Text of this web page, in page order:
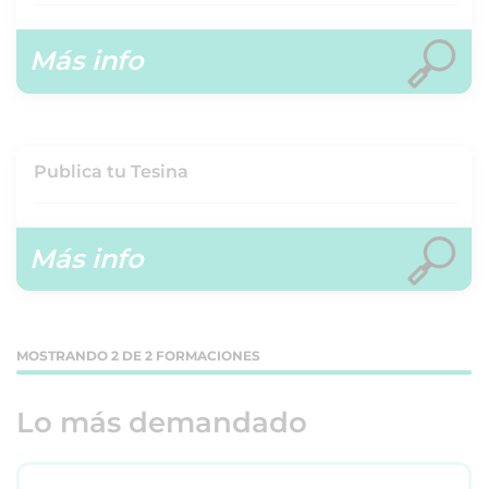
Más info
Publica tu Tesina
Más info
MOSTRANDO 2 DE 2 FORMACIONES
Lo más demandado